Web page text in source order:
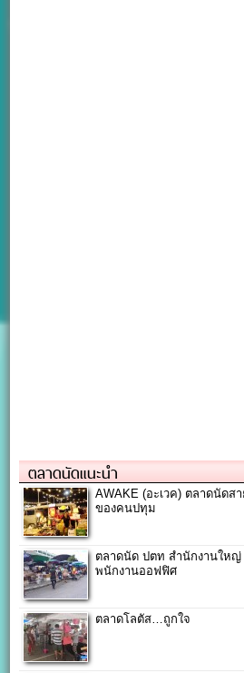
ตลาดนัดแนะนำ
AWAKE (อะเวค) ตลาดนัดส
ของคนปทุม
ตลาดนัด ปตท สำนักงานให
พนักงานออฟฟิศ
ตลาดโลตัส…ถูกใจ